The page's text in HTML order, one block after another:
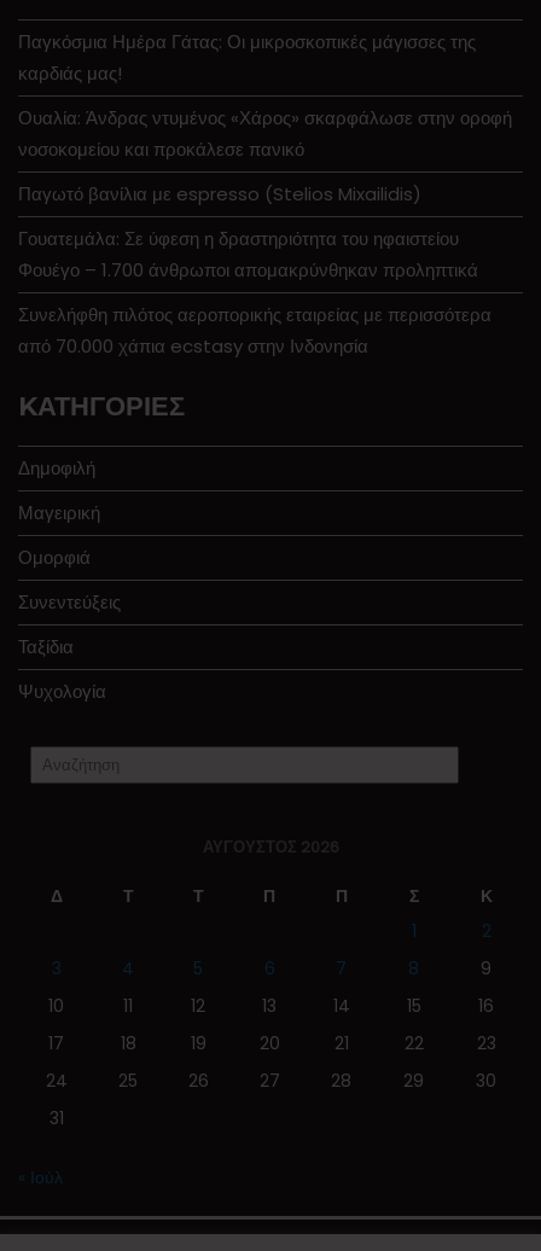
Παγκόσμια Ημέρα Γάτας: Οι μικροσκοπικές μάγισσες της
καρδιάς μας!
Ουαλία: Άνδρας ντυμένος «Χάρος» σκαρφάλωσε στην οροφή
νοσοκομείου και προκάλεσε πανικό
Παγωτό βανίλια με espresso (Stelios Mixailidis)
Γουατεμάλα: Σε ύφεση η δραστηριότητα του ηφαιστείου
Φουέγο – 1.700 άνθρωποι απομακρύνθηκαν προληπτικά
Συνελήφθη πιλότος αεροπορικής εταιρείας με περισσότερα
από 70.000 χάπια ecstasy στην Ινδονησία
KΑΤΗΓΟΡΊΕΣ
Δημοφιλή
Μαγειρική
Ομορφιά
Συνεντεύξεις
Ταξίδια
Ψυχολογία
ΑΎΓΟΥΣΤΟΣ 2026
Δ Τ Τ Π Π Σ
Κ
1
2
3
4 5 6 7 8
9
10
11 12 13 14 15
16
17
18 19 20 21 22
23
24
25 26 27 28 29
30
31
« Ιούλ